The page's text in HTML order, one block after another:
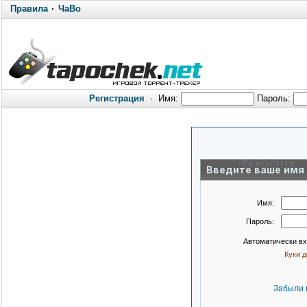
Правила· ЧаВо
Регистрация · Имя: Пароль:
Введите ваше имя
Имя:
Пароль:
Автоматически
Куки
Забыли